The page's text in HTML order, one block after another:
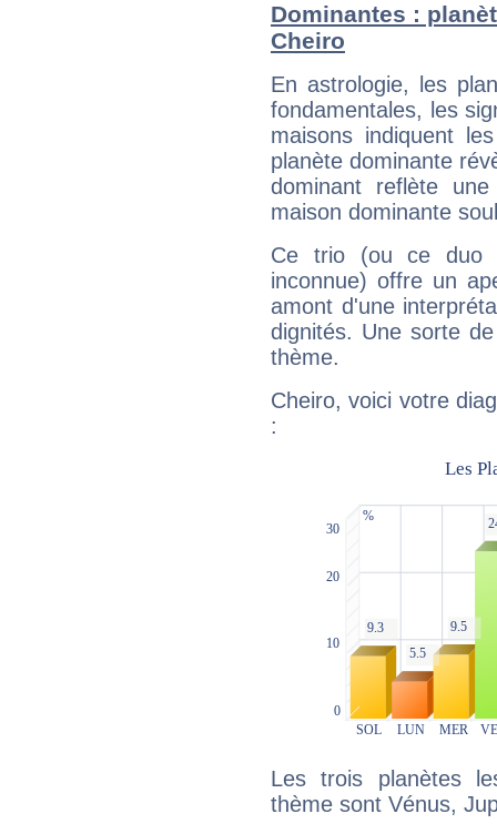
Dominantes :
Cheiro
En astrologie, les
fondamentales, les
maisons indiquent
planète dominante
dominant reflète
maison dominante
Ce trio (ou ce duo
inconnue) offre un
amont d'une
dignités. Une sorte
thème.
Cheiro, voici votre
:
Les trois planètes
thème sont Vénus,